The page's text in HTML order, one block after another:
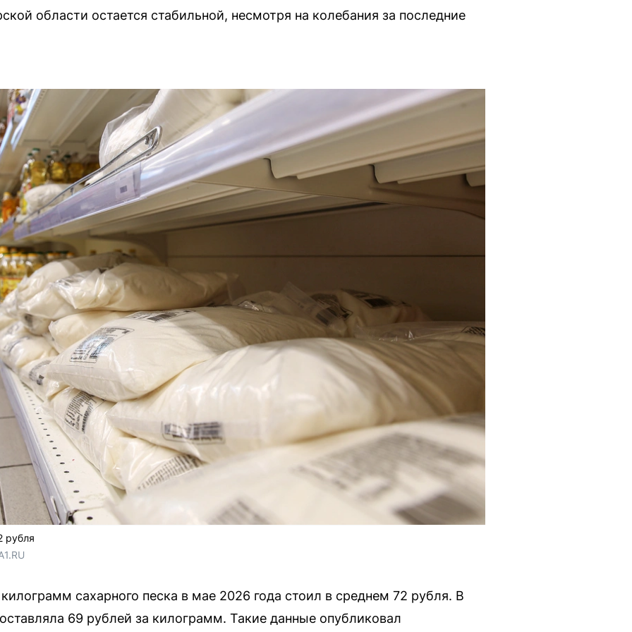
области остается стабильной, несмотря на колебания за последние
рубля
сахарного песка в мае 2026 года стоил в среднем 72 рубля. В
69 рублей за килограмм. Такие данные опубликовал